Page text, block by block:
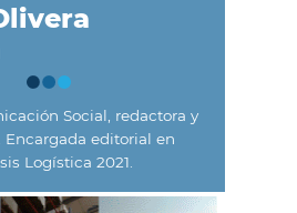
Social, redactora y
Encargada editorial en
Logística 2021.